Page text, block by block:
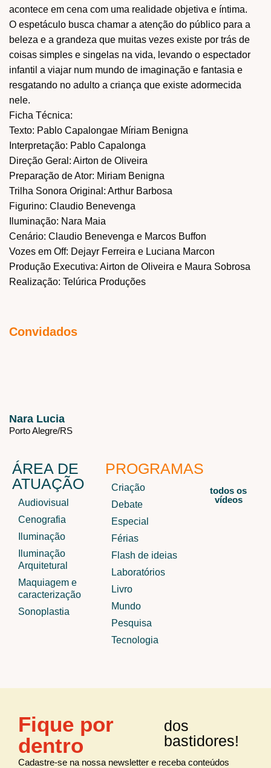
acontece em cena com uma realidade objetiva e íntima.
O espetáculo busca chamar a atenção do público para a
beleza e a grandeza que muitas vezes existe por trás de
coisas simples e singelas na vida, levando o espectador
infantil a viajar num mundo de imaginação e fantasia e
resgatando no adulto a criança que existe adormecida
nele.
Ficha Técnica:
Texto: Pablo Capalongae Míriam Benigna
Interpretação: Pablo Capalonga
Direção Geral: Airton de Oliveira
Preparação de Ator: Miriam Benigna
Trilha Sonora Original: Arthur Barbosa
Figurino: Claudio Benevenga
Iluminação: Nara Maia
Cenário: Claudio Benevenga e Marcos Buffon
Vozes em Off: Dejayr Ferreira e Luciana Marcon
Produção Executiva: Airton de Oliveira e Maura Sobrosa
Realização: Telúrica Produções
Convidados
Nara Lucia
Porto Alegre/RS
ÁREA DE
ATUAÇÃO
Audiovisual
Cenografia
Iluminação
Iluminação
Arquitetural
Maquiagem e
caracterização
Sonoplastia
PROGRAMAS
Criação
Debate
Especial
Férias
Flash de ideias
Laboratórios
Livro
Mundo
Pesquisa
Tecnologia
todos os
vídeos
dos
bastidores!
Fique por
dentro
Cadastre-se na nossa newsletter e receba conteúdos